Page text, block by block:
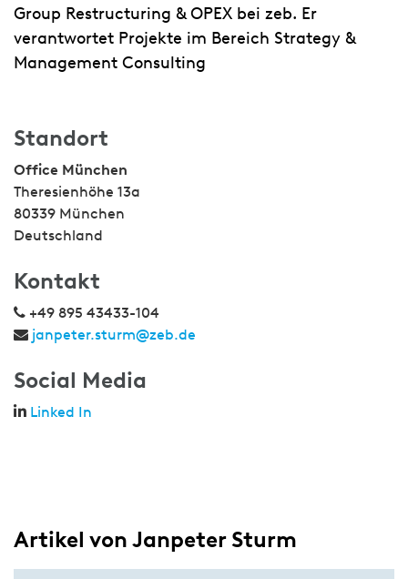
Group Restructuring & OPEX bei zeb. Er
verantwortet Projekte im Bereich Strategy &
Management Consulting
Standort
Office München
Theresienhöhe 13a
80339 München
Deutschland
Kontakt
+49 895 43433-104
janpeter.sturm@zeb.de
Social Media
Linked In
Artikel von Janpeter Sturm